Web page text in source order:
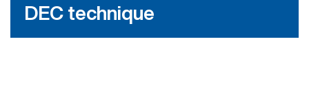
DEC technique